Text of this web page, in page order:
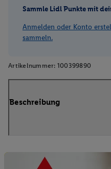
Sammle Lidl Punkte mit
Anmelden oder Konto
sammeln.
Artikelnummer: 100399890
Beschreibung